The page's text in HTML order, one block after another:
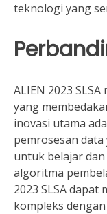
teknologi yang
ALIEN 2023
yang
inovasi utama
pemrosesan
untuk belajar
algoritma
2023 SLSA
kompleks